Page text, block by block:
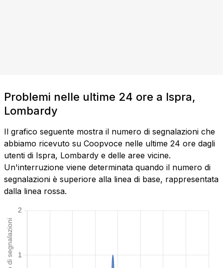
Problemi nelle ultime 24 ore a Ispra,
Lombardy
Il grafico seguente mostra il numero di segnalazioni che
abbiamo ricevuto su Coopvoce nelle ultime 24 ore dagli
utenti di Ispra, Lombardy e delle aree vicine.
Un'interruzione viene determinata quando il numero di
segnalazioni è superiore alla linea di base, rappresentata
dalla linea rossa.